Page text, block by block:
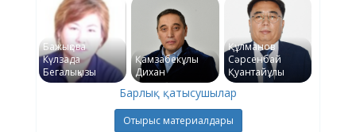
Бажықова
Күлзада
Бегалықызы
Қамзабекұлы
Дихан
Құлманов
Сәрсенбай
Қуантайұлы
Барлық қатысушылар
Отырыс материалдары